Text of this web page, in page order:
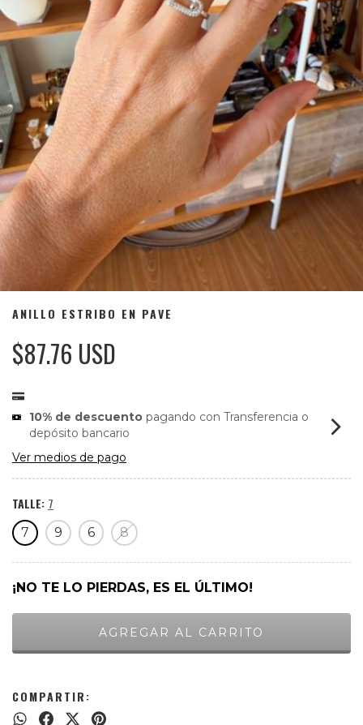
ANILLO ESTRIBO EN PAVE
$87.76 USD
10% de descuento pagando con Transferencia o
depósito bancario
Ver medios de pago
TALLE: 7
7 9 6 8
¡NO TE LO PIERDAS, ES EL ÚLTIMO!
COMPARTIR: